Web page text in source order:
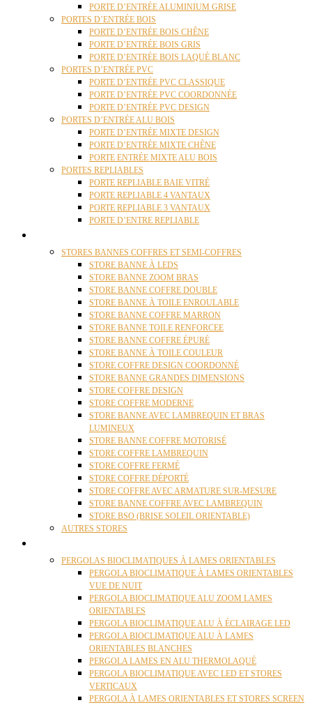
PORTE D’ENTRÉE ALUMINIUM GRISE
PORTES D’ENTRÉE BOIS
PORTE D’ENTRÉE BOIS CHÊNE
PORTE D’ENTRÉE BOIS GRIS
PORTE D’ENTRÉE BOIS LAQUÉ BLANC
PORTES D’ENTRÉE PVC
PORTE D’ENTRÉE PVC CLASSIQUE
PORTE D’ENTRÉE PVC COORDONNÉE
PORTE D’ENTRÉE PVC DESIGN
PORTES D’ENTRÉE ALU BOIS
PORTE D’ENTRÉE MIXTE DESIGN
PORTE D’ENTRÉE MIXTE CHÊNE
PORTE ENTRÉE MIXTE ALU BOIS
PORTES REPLIABLES
PORTE REPLIABLE BAIE VITRÉ
PORTE REPLIABLE 4 VANTAUX
PORTE REPLIABLE 3 VANTAUX
PORTE D’ENTRE REPLIABLE
STORES BANNES COFFRES ET SEMI-COFFRES
STORE BANNE À LEDS
STORE BANNE ZOOM BRAS
STORE BANNE COFFRE DOUBLE
STORE BANNE À TOILE ENROULABLE
STORE BANNE COFFRE MARRON
STORE BANNE TOILE RENFORCEE
STORE BANNE COFFRE ÉPURÉ
STORE BANNE À TOILE COULEUR
STORE COFFRE DESIGN COORDONNÉ
STORE BANNE GRANDES DIMENSIONS
STORE COFFRE DESIGN
STORE COFFRE MODERNE
STORE BANNE AVEC LAMBREQUIN ET BRAS
LUMINEUX
STORE BANNE COFFRE MOTORISÉ
STORE COFFRE LAMBREQUIN
STORE COFFRE FERMÉ
STORE COFFRE DÉPORTÉ
STORE COFFRE AVEC ARMATURE SUR-MESURE
STORE BANNE COFFRE AVEC LAMBREQUIN
STORE BSO (BRISE SOLEIL ORIENTABLE)
AUTRES STORES
PERGOLAS BIOCLIMATIQUES À LAMES ORIENTABLES
PERGOLA BIOCLIMATIQUE À LAMES ORIENTABLES
VUE DE NUIT
PERGOLA BIOCLIMATIQUE ALU ZOOM LAMES
ORIENTABLES
PERGOLA BIOCLIMATIQUE ALU À ÉCLAIRAGE LED
PERGOLA BIOCLIMATIQUE ALU À LAMES
ORIENTABLES BLANCHES
PERGOLA LAMES EN ALU THERMOLAQUÉ
PERGOLA BIOCLIMATIQUE AVEC LED ET STORES
VERTICAUX
PERGOLA À LAMES ORIENTABLES ET STORES SCREEN